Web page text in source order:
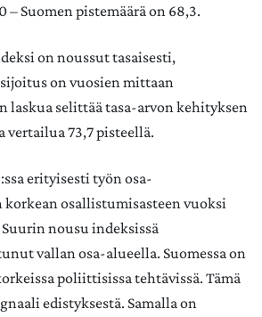
– Suomen pistemäärä on 68,3.
on noussut tasaisesti,
on vuosien mittaan
laskua selittää tasa-arvon kehityksen
vertailua 73,7 pisteellä.
erityisesti työn osa-
korkean osallistumisasteen vuoksi
nousu indeksissä
vallan osa-alueella. Suomessa on
poliittisissa tehtävissä. Tämä
edistyksestä. Samalla on